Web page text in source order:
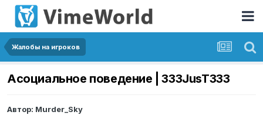
Жалобы на игроков
Асоциальное поведение | 333JusT333
Автор: Murder_Sky